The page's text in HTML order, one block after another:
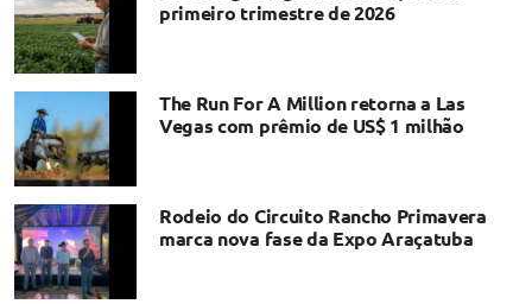
primeiro trimestre de 2026
The Run For A Million retorna a Las
Vegas com prêmio de US$ 1 milhão
Rodeio do Circuito Rancho Primavera
marca nova fase da Expo Araçatuba